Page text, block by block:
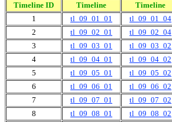
Timeline ID Timeline Timeline
1
tl_09_01_01 tl_09_01_04
2
tl_09_02_01 tl_09_02_04
3
tl_09_03_01 tl_09_03_02
4
tl_09_04_01 tl_09_04_02
5
tl_09_05_01 tl_09_05_02
6
tl_09_06_01 tl_09_06_02
7
tl_09_07_01 tl_09_07_02
8
tl_09_08_01 tl_09_08_02